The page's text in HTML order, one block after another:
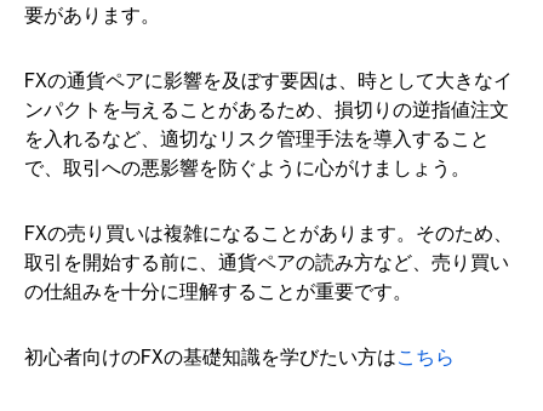
要があります。
FXの通貨ペアに影響を及ぼす要因は、時として大きなイ
ンパクトを与えることがあるため、損切りの逆指値注文
を入れるなど、適切なリスク管理手法を導入すること
で、取引への悪影響を防ぐように心がけましょう。
FXの売り買いは複雑になることがあります。そのため、
取引を開始する前に、通貨ペアの読み方など、売り買い
の仕組みを十分に理解することが重要です。
初心者向けのFXの基礎知識を学びたい方はこちら